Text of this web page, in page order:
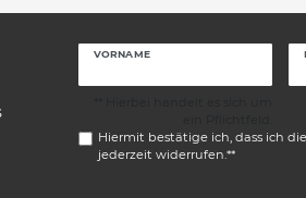
VORNAME
Hiermit bestätige ich, dass ich die
jederzeit widerrufen.**